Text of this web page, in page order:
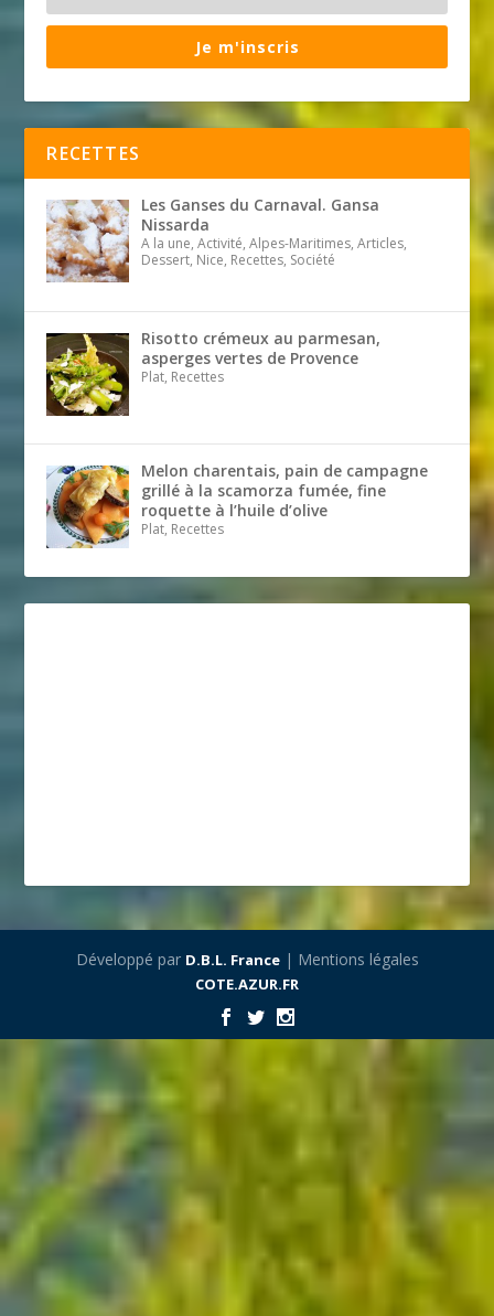
Je m'inscris
RECETTES
Les Ganses du Carnaval. Gansa
Nissarda
A la une, Activité, Alpes-Maritimes, Articles,
Dessert, Nice, Recettes, Société
Risotto crémeux au parmesan,
asperges vertes de Provence
Plat, Recettes
Melon charentais, pain de campagne
grillé à la scamorza fumée, fine
roquette à l’huile d’olive
Plat, Recettes
Développé par D.B.L. France| Mentions légales
COTE.AZUR.FR